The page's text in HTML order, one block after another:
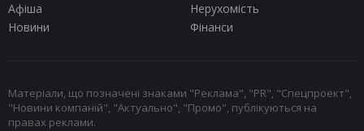
Афіша
Нерухомість
Новини
Фінанси
Матеріали, що позначені знаками "Реклама", "PR", "Спецпроект",
"Новини компаній", "Актуально", "Промо", публікуються на
правах реклами.